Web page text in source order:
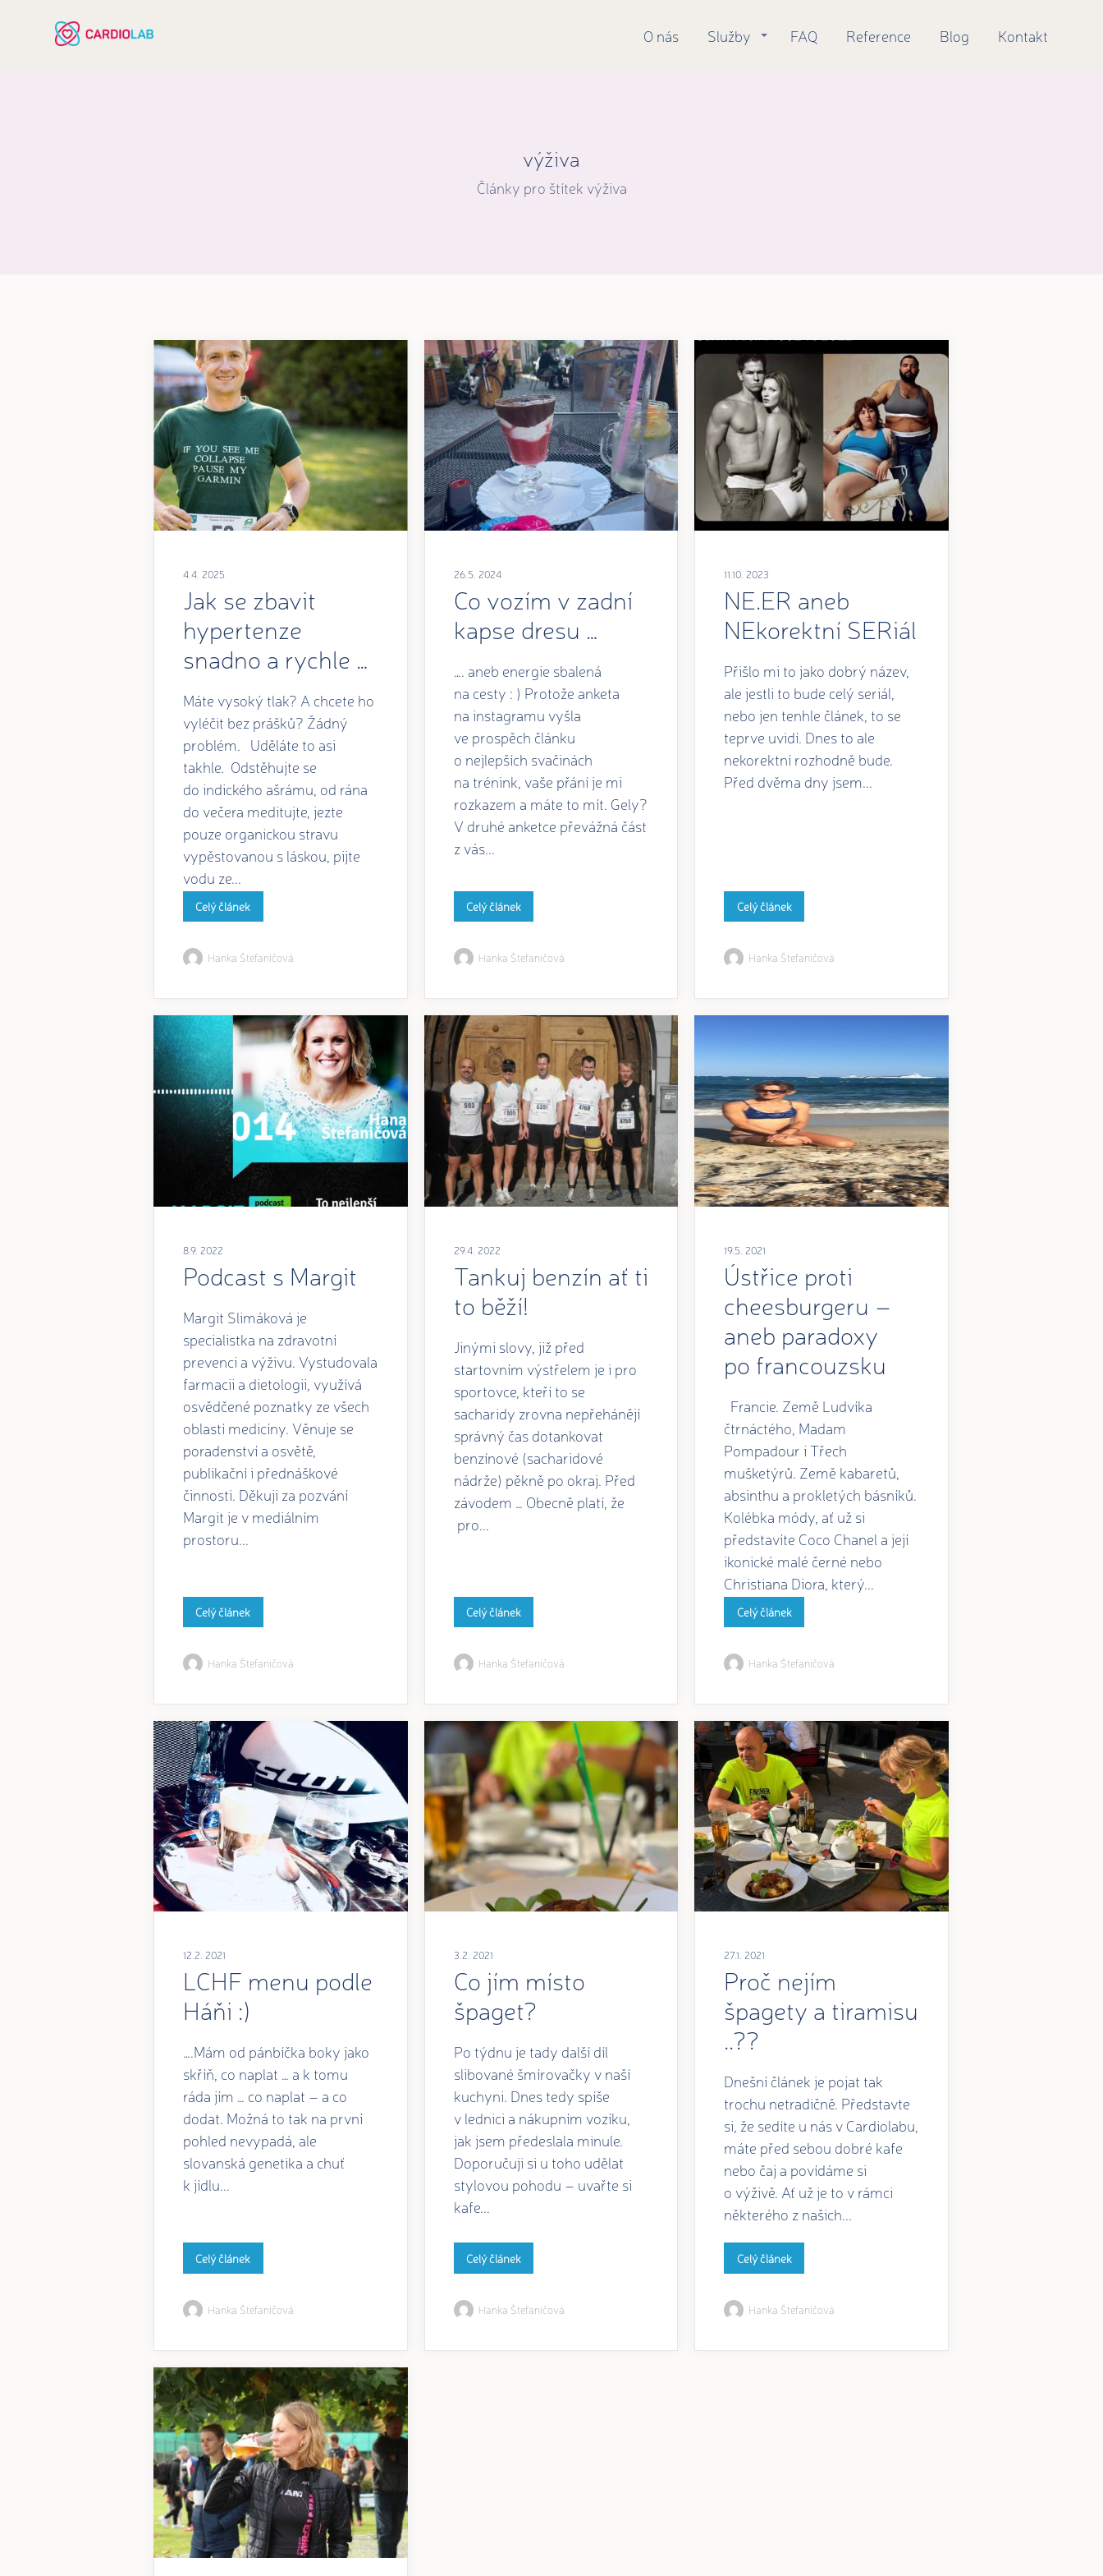
O nás Služby FAQ Reference Blog Kontakt
výživa
Články pro štítek výživa
4.4. 2025
Jak se zbavit
hypertenze
snadno a rychle …
Máte vysoký tlak? A chcete ho
vyléčit bez prášků? Žádný
problém. Uděláte to asi
takhle. Odstěhujte se
do indického ašrámu, od rána
do večera meditujte, jezte
pouze organickou stravu
vypěstovanou s láskou, pijte
vodu ze...
Celý článek
Hanka Štefaničová
26.5. 2024
Co vozím v zadní
kapse dresu …
…. aneb energie sbalená
na cesty : ) Protože anketa
na instagramu vyšla
ve prospěch článku
o nejlepších svačinách
na trénink, vaše přání je mi
rozkazem a máte to mít. Gely?
V druhé anketce převážná část
z vás...
Celý článek
Hanka Štefaničová
11.10. 2023
NE.ER aneb
NEkorektní SERiál
Přišlo mi to jako dobrý název,
ale jestli to bude celý seriál,
nebo jen tenhle článek, to se
teprve uvidí. Dnes to ale
nekorektní rozhodně bude.
Před dvěma dny jsem...
Celý článek
Hanka Štefaničová
8.9. 2022
Podcast s Margit
Margit Slimáková je
specialistka na zdravotní
prevenci a výživu. Vystudovala
farmacii a dietologii, využívá
osvědčené poznatky ze všech
oblastí medicíny. Věnuje se
poradenství a osvětě,
publikační i přednáškové
činnosti. Děkuji za pozvání
Margit je v mediálním
prostoru...
Celý článek
Hanka Štefaničová
29.4. 2022
Tankuj benzín ať ti
to běží!
Jinými slovy, již před
startovním výstřelem je i pro
sportovce, kteří to se
sacharidy zrovna nepřehánějí
správný čas dotankovat
benzínové (sacharidové
nádrže) pěkně po okraj. Před
závodem … Obecně platí, že
pro...
Celý článek
Hanka Štefaničová
19.5. 2021
Ústřice proti
cheesburgeru –
aneb paradoxy
po francouzsku
Francie. Země Ludvíka
čtrnáctého, Madam
Pompadour i Třech
mušketýrů. Země kabaretů,
absinthu a prokletých básníků.
Kolébka módy, ať už si
představíte Coco Chanel a její
ikonické malé černé nebo
Christiana Diora, který...
Celý článek
Hanka Štefaničová
12.2. 2021
LCHF menu podle
Háňi :)
….Mám od pánbíčka boky jako
skříň, co naplat … a k tomu
ráda jím … co naplat – a co
dodat. Možná to tak na první
pohled nevypadá, ale
slovanská genetika a chuť
k jídlu...
Celý článek
Hanka Štefaničová
3.2. 2021
Co jím místo
špaget?
Po týdnu je tady další díl
slibované šmírovačky v naší
kuchyni. Dnes tedy spíše
v lednici a nákupním vozíku,
jak jsem předeslala minule.
Doporučuji si u toho udělat
stylovou pohodu – uvařte si
kafe...
Celý článek
Hanka Štefaničová
27.1. 2021
Proč nejím
špagety a tiramisu
..??
Dnešní článek je pojat tak
trochu netradičně. Představte
si, že sedíte u nás v Cardiolabu,
máte před sebou dobré kafe
nebo čaj a povídáme si
o výživě. Ať už je to v rámci
některého z našich...
Celý článek
Hanka Štefaničová